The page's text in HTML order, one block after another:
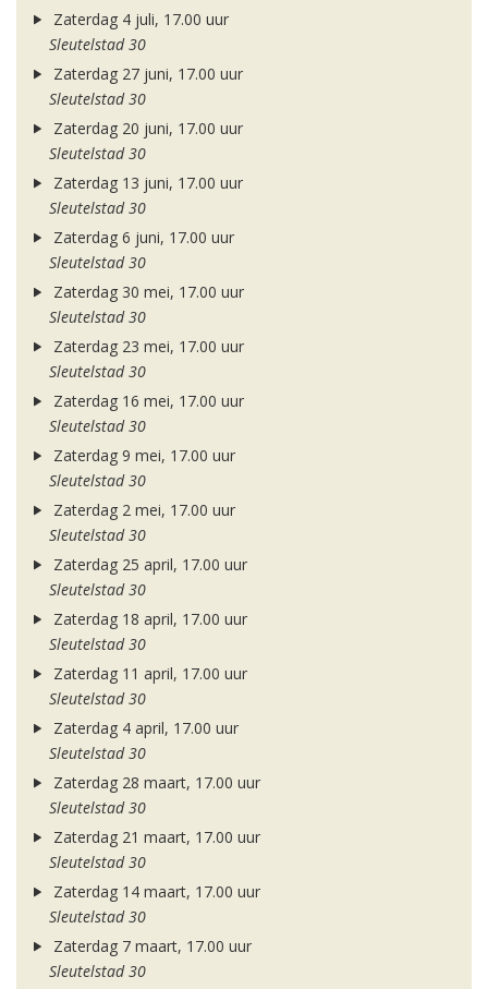
Zaterdag 4 juli, 17.00 uur
Sleutelstad 30
Zaterdag 27 juni, 17.00 uur
Sleutelstad 30
Zaterdag 20 juni, 17.00 uur
Sleutelstad 30
Zaterdag 13 juni, 17.00 uur
Sleutelstad 30
Zaterdag 6 juni, 17.00 uur
Sleutelstad 30
Zaterdag 30 mei, 17.00 uur
Sleutelstad 30
Zaterdag 23 mei, 17.00 uur
Sleutelstad 30
Zaterdag 16 mei, 17.00 uur
Sleutelstad 30
Zaterdag 9 mei, 17.00 uur
Sleutelstad 30
Zaterdag 2 mei, 17.00 uur
Sleutelstad 30
Zaterdag 25 april, 17.00 uur
Sleutelstad 30
Zaterdag 18 april, 17.00 uur
Sleutelstad 30
Zaterdag 11 april, 17.00 uur
Sleutelstad 30
Zaterdag 4 april, 17.00 uur
Sleutelstad 30
Zaterdag 28 maart, 17.00 uur
Sleutelstad 30
Zaterdag 21 maart, 17.00 uur
Sleutelstad 30
Zaterdag 14 maart, 17.00 uur
Sleutelstad 30
Zaterdag 7 maart, 17.00 uur
Sleutelstad 30